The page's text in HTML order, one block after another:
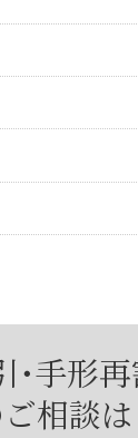
･手形
相談は